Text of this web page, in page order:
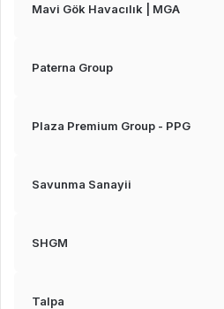
Mavi Gök Havacılık | MGA
Paterna Group
Plaza Premium Group - PPG
Savunma Sanayii
SHGM
Talpa